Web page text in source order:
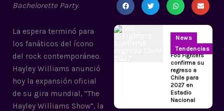
Bachelorette Party.
La espera terminó para
los fanáticos del ícono
del rock contemporáneo.
Hayley Williams anunció
hoy la expansión oficial
de su gira mundial, “The
Hayley Williams Show”, la
News
Tendencias
Foo Fighters
confirma su
regreso a
Chile para
2027 en
Estadio
Nacional